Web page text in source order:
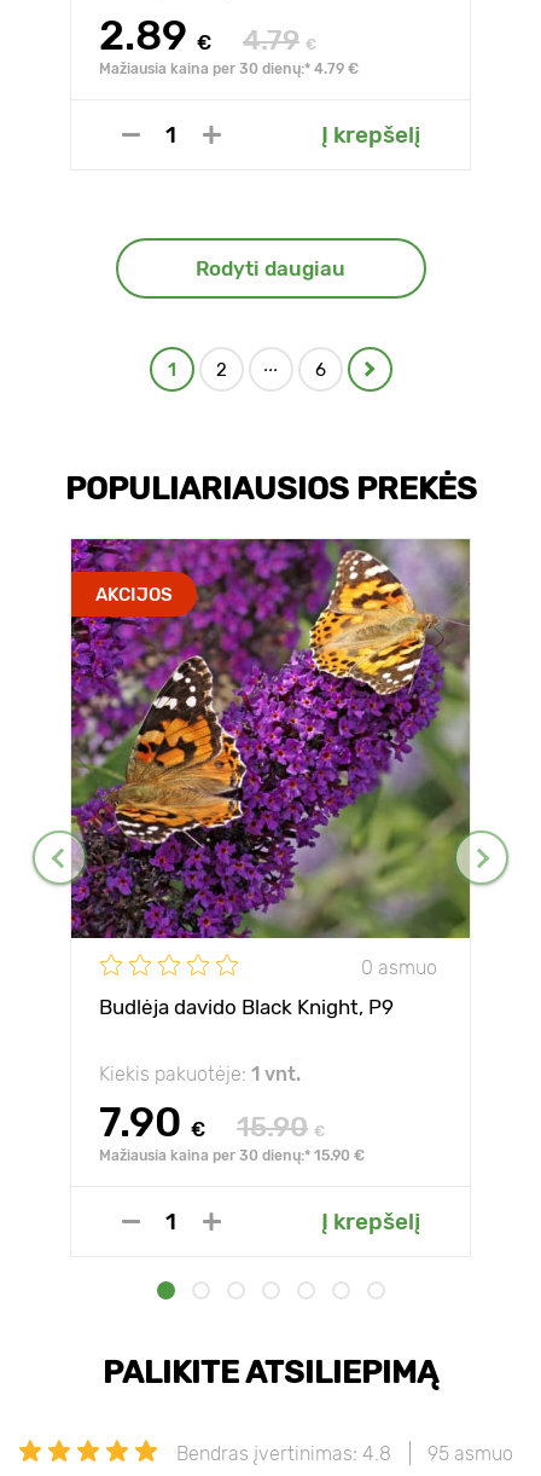
2.89 € 4.79 €
Mažiausia kaina per 30 dienų:* 4.79 €
Į krepšelį
Rodyti daugiau
1 2 ... 6
POPULIARIAUSIOS PREKĖS
AKCIJOS
0 asmuo
Budlėja davido Black Knight, P9
Kiekis pakuotėje: 1 vnt.
7.90 € 15.90 €
Mažiausia kaina per 30 dienų:* 15.90 €
Į krepšelį
PALIKITE ATSILIEPIMĄ
Bendras įvertinimas: 4.8 95 asmuo